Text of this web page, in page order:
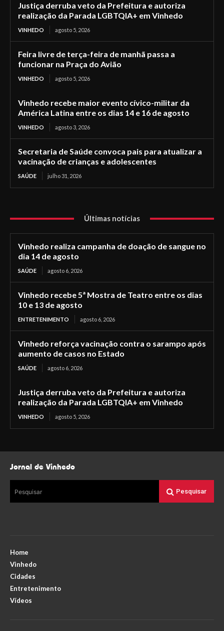
Justiça derruba veto da Prefeitura e autoriza
realização da Parada LGBTQIA+ em Vinhedo
VINHEDO agosto 5, 2026
Feira livre de terça-feira de manhã passa a
funcionar na Praça do Avião
VINHEDO agosto 5, 2026
Vinhedo recebe maior evento cívico-militar da
América Latina entre os dias 14 e 16 de agosto
VINHEDO agosto 3, 2026
Secretaria de Saúde convoca pais para atualizar a
vacinação de crianças e adolescentes
SAÚDE julho 31, 2026
Últimas notícias
Vinhedo realiza campanha de doação de sangue no
dia 14 de agosto
SAÚDE agosto 6, 2026
Vinhedo recebe 5ª Mostra de Teatro entre os dias
10 e 13 de agosto
ENTRETENIMENTO agosto 6, 2026
Vinhedo reforça vacinação contra o sarampo após
aumento de casos no Estado
SAÚDE agosto 6, 2026
Justiça derruba veto da Prefeitura e autoriza
realização da Parada LGBTQIA+ em Vinhedo
VINHEDO agosto 5, 2026
Jornal de Vinhedo
Pesquisar Pesquisar
Home
Vinhedo
Cidades
Entretenimento
Vídeos